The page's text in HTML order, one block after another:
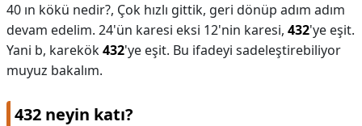
40 ın kökü nedir?, Çok hızlı gittik, geri dönüp adım adım
devam edelim. 24'ün karesi eksi 12'nin karesi, 432'ye eşit.
Yani b, karekök432'ye eşit. Bu ifadeyi sadeleştirebiliyor
muyuz bakalım.
432 neyin katı?